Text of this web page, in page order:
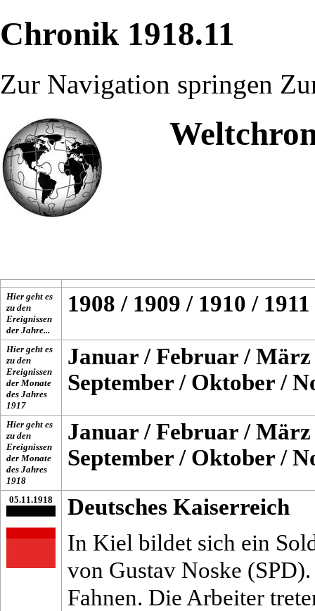
Chronik 1918.11
Zur Navigation springen
Hier geht es
zu den
Ereignissen
der Jahre...
1908 / 1909 / 1910 / 1911
Hier geht es
zu den
Ereignissen
der Monate
des Jahres
1917
Januar /Februar /März
September / Oktober /
Hier geht es
zu den
Ereignissen
der Monate
des Jahres
1918
Januar /Februar /März
September / Oktober /
05.11.1918
Deutsches Kaiserreich
In Kiel bildet sich ein
von Gustav Noske
Fahnen. Die Arbeiter